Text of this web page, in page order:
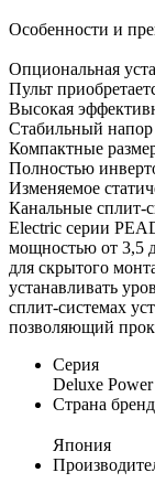
Особенности и
Опциональная
Пульт
Высокая
Стабильный напор
Компактные
Полностью
Изменяемое
Канальные сплит-
Electric серии
мощностью от 3,5
для скрытого
устанавливать
сплит-системах
позволяющий
Серия
Deluxe
Страна
Япония